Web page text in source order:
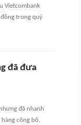
Vietcombank
trong quý
đã đưa
đã nhanh
công bố.